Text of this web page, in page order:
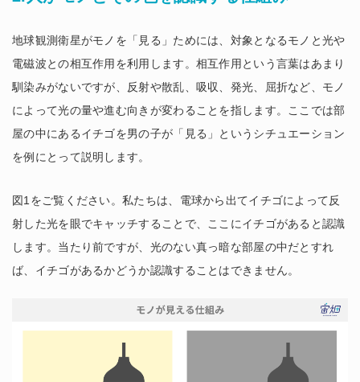
地球観測衛星がモノを「見る」ためには、対象となるモノと光や
電磁波との相互作用を利用します。相互作用という言葉はあまり
馴染みがないですが、反射や散乱、吸収、発光、屈折など、モノ
によって光の量や進む向きが変わることを指します。ここでは部
屋の中にあるイチゴを男の子が「見る」というシチュエーション
を例にとって説明します。
図1をご覧ください。私たちは、電球から出てイチゴによって反
射した光を眼でキャッチすることで、ここにイチゴがあると認識
します。当たり前ですが、光のない真っ暗な部屋の中だとすれ
ば、イチゴがあるかどうか認識することはできません。